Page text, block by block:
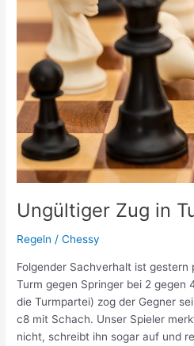
Ungültiger Zug in
Regeln /Chessy
Folgender Sachverhalt ist gestern
Turm gegen Springer bei 2 gegen
die Turmpartei) zog der Gegner
c8 mit Schach. Unser Spieler
nicht, schreibt ihn sogar auf und